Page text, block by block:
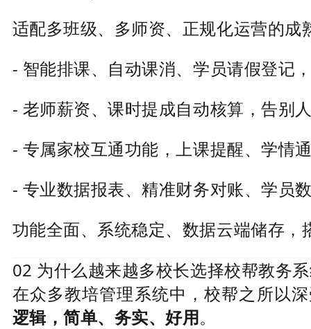
适配多班级、多师资、正规化运营的
- 智能排课、自动课消、学员请假登记
- 老师薪资、课时提成自动核算，告别
- 专属家校互通功能，上课提醒、学情
- 专业数据报表、精准财务对账、学员
功能全面、系统稳定、数据云端储存
02 为什么越来越多校长选择校帮教务
在众多教培管理系统中，校帮之所以
逻辑，简单、务实、好用。